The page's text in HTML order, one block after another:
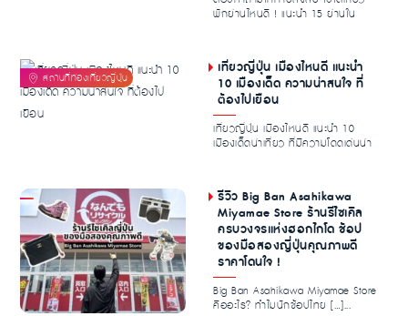
พักย่านไหนดี ! แนะนำ 15 ย่านใน
เที่ยวญี่ปุ่น เมืองไหนดี แนะนำ
10 เมืองเด็ด ความน่าสนใจ ที่
ต้องไปเยือน
เที่ยวญี่ปุ่น เมืองไหนดี แนะนำ 10
เมืองเด็ดน่าเที่ยว ที่มีความโดดเด่นน่า
รีวิว Big Ban Asahikawa
Miyamae Store ร้านรีไซเคิล
ครบวงจรแห่งฮอกไกโด ช้อป
ของมือสองญี่ปุ่นคุณภาพดี
ราคาโดนใจ !
Big Ban Asahikawa Miyamae Store
คืออะไร? ทำไมนักช้อปไทย […]...